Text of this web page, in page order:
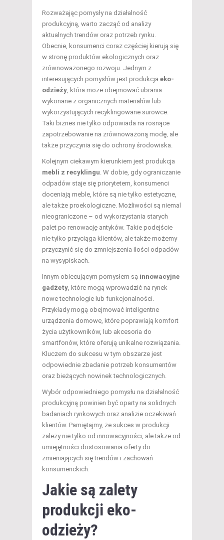
Rozważając pomysły na działalność
produkcyjną, warto zacząć od analizy
aktualnych trendów oraz potrzeb rynku.
Obecnie, konsumenci coraz częściej kierują się
w stronę produktów ekologicznych oraz
zrównoważonego rozwoju. Jednym z
interesujących pomysłów jest produkcja eko-
odzieży , która może obejmować ubrania
wykonane z organicznych materiałów lub
wykorzystujących recyklingowane surowce.
Taki biznes nie tylko odpowiada na rosnące
zapotrzebowanie na zrównoważoną modę, ale
także przyczynia się do ochrony środowiska.
Kolejnym ciekawym kierunkiem jest produkcja
mebli z recyklingu . W dobie, gdy ograniczanie
odpadów staje się priorytetem, konsumenci
doceniają meble, które są nie tylko estetyczne,
ale także proekologiczne. Możliwości są niemal
nieograniczone – od wykorzystania starych
palet po renowację antyków. Takie podejście
nie tylko przyciąga klientów, ale także możemy
przyczynić się do zmniejszenia ilości odpadów
na wysypiskach.
Innym obiecującym pomysłem są innowacyjne
gadżety , które mogą wprowadzić na rynek
nowe technologie lub funkcjonalności.
Przykłady mogą obejmować inteligentne
urządzenia domowe, które poprawiają komfort
życia użytkowników, lub akcesoria do
smartfonów, które oferują unikalne rozwiązania.
Kluczem do sukcesu w tym obszarze jest
odpowiednie zbadanie potrzeb konsumentów
oraz bieżących nowinek technologicznych.
Wybór odpowiedniego pomysłu na działalność
produkcyjną powinien być oparty na solidnych
badaniach rynkowych oraz analizie oczekiwań
klientów. Pamiętajmy, że sukces w produkcji
zależy nie tylko od innowacyjności, ale także od
umiejętności dostosowania oferty do
zmieniających się trendów i zachowań
konsumenckich.
Jakie są zalety
produkcji eko-
odzieży?